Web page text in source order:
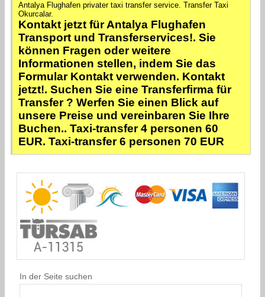
Antalya Flughafen privater taxi transfer service. Transfer Taxi
Okurcalar.
Kontakt jetzt für Antalya Flughafen
Transport und Transferservices!. Sie
können Fragen oder weitere
Informationen stellen, indem Sie das
Formular Kontakt verwenden. Kontakt
jetzt!. Suchen Sie eine Transferfirma für
Transfer ? Werfen Sie einen Blick auf
unsere Preise und vereinbaren Sie Ihre
Buchen.. Taxi-transfer 4 personen 60
EUR. Taxi-transfer 6 personen 70 EUR
In der Seite suchen